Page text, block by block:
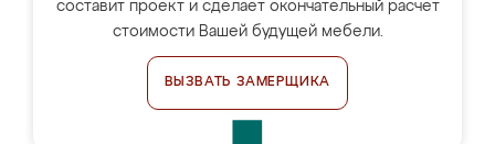
составит проект и сделает окончательный расчёт
стоимости Вашей будущей мебели.
ВЫЗВАТЬ ЗАМЕРЩИКА